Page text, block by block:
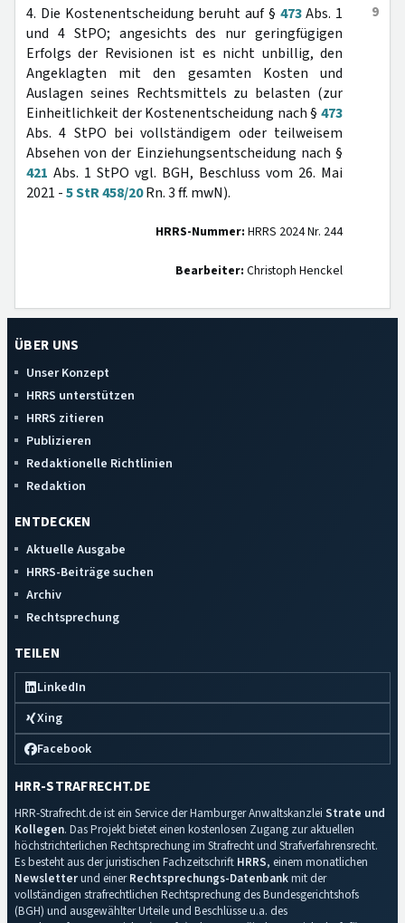
9
4. Die Kostenentscheidung beruht auf § 473Abs. 1
und 4 StPO; angesichts des nur geringfügigen
Erfolgs der Revisionen ist es nicht unbillig, den
Angeklagten mit den gesamten Kosten und
Auslagen seines Rechtsmittels zu belasten (zur
Einheitlichkeit der Kostenentscheidung nach § 473
Abs. 4 StPO bei vollständigem oder teilweisem
Absehen von der Einziehungsentscheidung nach §
421 Abs. 1 StPO vgl. BGH, Beschluss vom 26. Mai
2021 -5 StR 458/20Rn. 3 ff. mwN).
HRRS-Nummer: HRRS 2024 Nr. 244
Bearbeiter: Christoph Henckel
ÜBER UNS
Unser Konzept
HRRS unterstützen
HRRS zitieren
Publizieren
Redaktionelle Richtlinien
Redaktion
ENTDECKEN
Aktuelle Ausgabe
HRRS-Beiträge suchen
Archiv
Rechtsprechung
TEILEN
LinkedIn
Xing
Facebook
HRR-STRAFRECHT.DE
HRR-Strafrecht.de ist ein Service der Hamburger Anwaltskanzlei Strate und
Kollegen. Das Projekt bietet einen kostenlosen Zugang zur aktuellen
höchstrichterlichen Rechtsprechung im Strafrecht und Strafverfahrensrecht.
Es besteht aus der juristischen Fachzeitschrift HRRS, einem monatlichen
Newsletterund einerRechtsprechungs-Datenbankmit der
vollständigen strafrechtlichen Rechtsprechung des Bundesgerichtshofs
(BGH) und ausgewählter Urteile und Beschlüsse u.a. des